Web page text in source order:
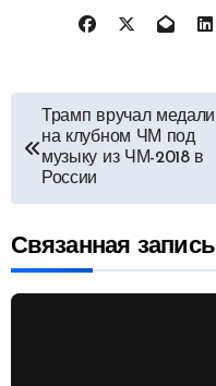
Навигация
по
записям
Трамп вручал медали
на клубном ЧМ под
музыку из ЧМ-2018 в
России
Связанная запись